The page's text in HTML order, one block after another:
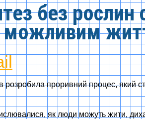
без
можливим
розробила проривний процес, який
як люди можуть жити,